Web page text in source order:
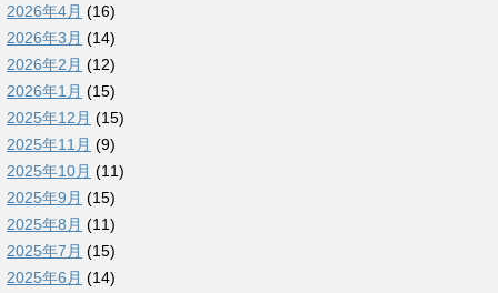
2026年4月 (16)
2026年3月 (14)
2026年2月 (12)
2026年1月 (15)
2025年12月 (15)
2025年11月 (9)
2025年10月 (11)
2025年9月 (15)
2025年8月 (11)
2025年7月 (15)
2025年6月 (14)